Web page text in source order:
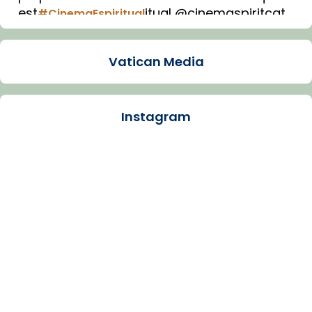
est#CinemaEspiritualitual @cinemaspiritcat
Imatge: Generada amb IA (OpenAI)
Arquebisbat de Barcelona
Vatican Media
Instagram